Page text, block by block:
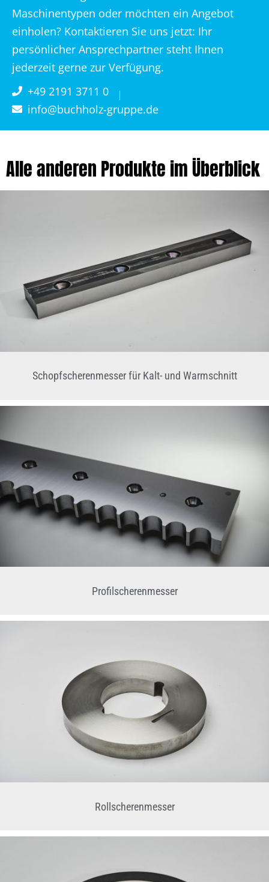
Maschinentypen oder möchten ein Angebot
einholen? Kontaktieren Sie uns jetzt: Ihr
persönlicher Ansprechpartner steht Ihnen
jederzeit gerne zur Verfügung.
+49 2191 3711 0
info@buchholz-gruppe.de
Alle anderen Produkte im Überblick
Schopfscherenmesser für Kalt- und Warmschnitt
Profilscherenmesser
Rollscherenmesser